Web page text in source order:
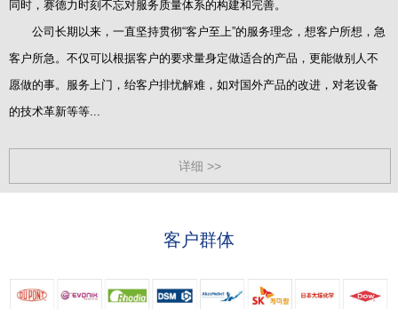
同时，赛德力时刻不忘对服务质量体系的构建和完善。
公司长期以来，一直坚持贯彻“客户至上”的服务理念，想客户所想，急
客户所急。不仅可以根据客户的要求量身定做适合的产品，更能做别人不
愿做的事。服务上门，绐客户排忧解难，如对国外产品的改进，对老设备
的技术革新等等...
详细 >>
客户群体